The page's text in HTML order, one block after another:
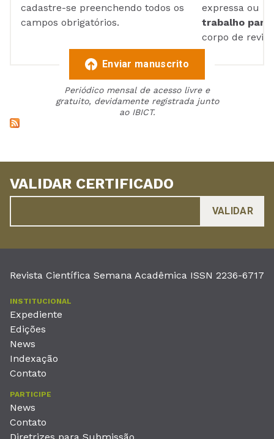
cadastre-se preenchendo todos os
campos obrigatórios.
expressa ou
trabalho para
corpo de
Enviar manuscrito
Periódico mensal de acesso livre e
gratuito, devidamente registrada junto
ao IBICT.
VALIDAR CERTIFICADO
Revista Científica Semana Acadêmica ISSN 2236-6717
INSTITUCIONAL
Expediente
Edições
News
Indexação
Contato
PARTICIPE
News
Contato